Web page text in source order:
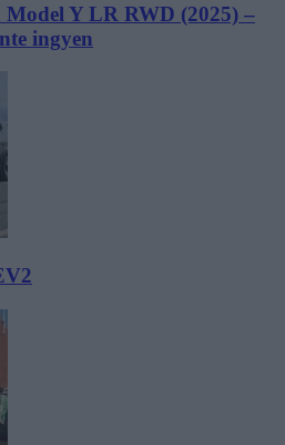
Model Y LR RWD (2025) –
ingyen